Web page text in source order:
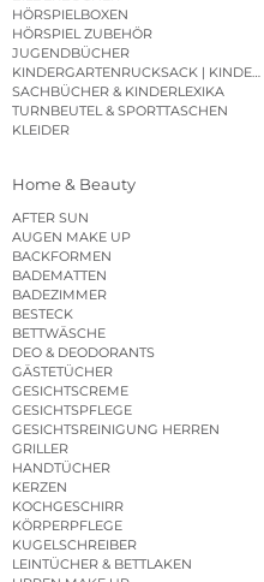
HÖRSPIELBOXEN
HÖRSPIEL ZUBEHÖR
JUGENDBÜCHER
SACHBÜCHER & KINDERLEXIKA
TURNBEUTEL & SPORTTASCHEN
KLEIDER
Home & Beauty
AFTER SUN
AUGEN MAKE UP
BACKFORMEN
BADEMATTEN
BADEZIMMER
BESTECK
BETTWÄSCHE
DEO & DEODORANTS
GÄSTETÜCHER
GESICHTSCREME
GESICHTSPFLEGE
GESICHTSREINIGUNG HERREN
GRILLER
HANDTÜCHER
KERZEN
KOCHGESCHIRR
KÖRPERPFLEGE
KUGELSCHREIBER
LEINTÜCHER & BETTLAKEN